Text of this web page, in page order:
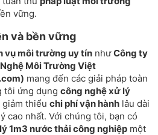
vững.
và bền vững
vụ môi trường uy tín nhưCông ty
Môi Trường Việt
mang đến các giải pháp toàn
tôi ứng dụngcông nghệ xử lý
giảm thiểuchi phí vận hành lâu dài
cao nhất. Với chúng tôi, bạn có
1m3 nước thải công nghiệp một